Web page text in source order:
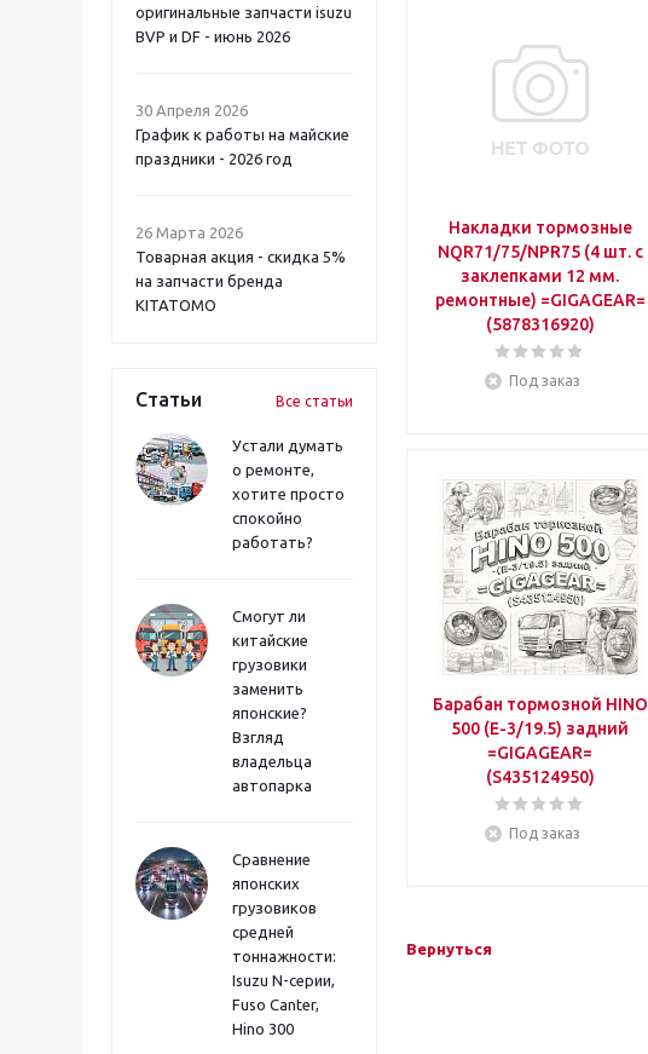
оригинальные запчасти isuzu
BVP и DF - июнь 2026
30 Апреля 2026
График к работы на майские
праздники - 2026 год
26 Марта 2026
Товарная акция - скидка 5%
на запчасти бренда
KITATOMO
Статьи Все статьи
Устали думать
о ремонте,
хотите просто
спокойно
работать?
Смогут ли
китайские
грузовики
заменить
японские?
Взгляд
владельца
автопарка
Сравнение
японских
грузовиков
средней
тоннажности:
Isuzu N-серии,
Fuso Canter,
Hino 300
Накладки тормозные
NQR71/75/NPR75 (4 шт. с
заклепками 12 мм.
ремонтные) =GIGAGEAR=
(5878316920)
Под заказ
Барабан тормозной HINO
500 (E-3/19.5) задний
=GIGAGEAR=
(S435124950)
Под заказ
Вернуться